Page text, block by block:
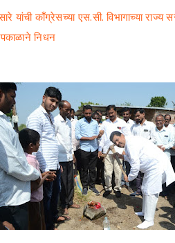
यांची काँग्रेसच्या एस.सी. विभागाच्या राज्य
निधन